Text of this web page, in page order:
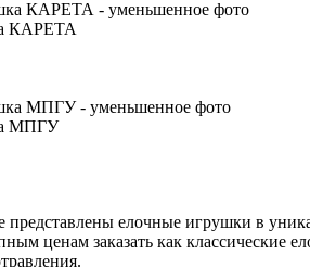
КАРЕТА
МПГУ
представлены елочные игрушки в
ценам заказать как классические